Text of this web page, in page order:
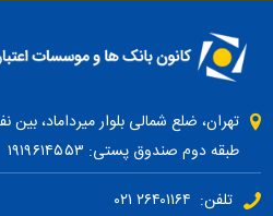
طبقه دوم صندوق پستی: ۱۹۱۹۶۱۴۵۵۳
تلفن: ۲۶۴۰۱۱۶۴ ۰۲۱